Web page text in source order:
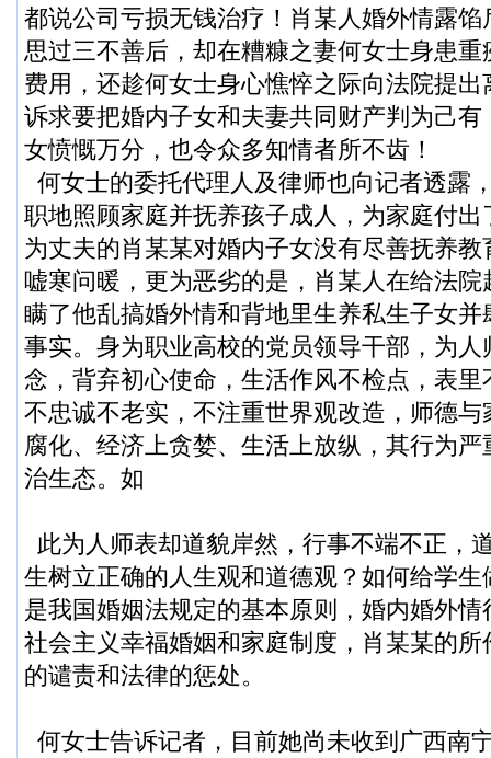
都说公司亏损无钱治疗！肖某人婚外情露
思过三不善后，却在糟糠之妻何女士身患
费用，还趁何女士身心憔悴之际向法院提
诉求要把婚内子女和夫妻共同财产判为己
女愤慨万分，也令众多知情者所不齿！
何女士的委托代理人及律师也向记者透露
职地照顾家庭并抚养孩子成人，为家庭付
为丈夫的肖某某对婚内子女没有尽善抚养
嘘寒问暖，更为恶劣的是，肖某人在给法
瞒了他乱搞婚外情和背地里生养私生子女
事实。身为职业高校的党员领导干部，为
念，背弃初心使命，生活作风不检点，表
不忠诚不老实，不注重世界观改造，师德
腐化、经济上贪婪、生活上放纵，其行为
治生态。如
此为人师表却道貌岸然，行事不端不正，
生树立正确的人生观和道德观？如何给学
是我国婚姻法规定的基本原则，婚内婚外
社会主义幸福婚姻和家庭制度，肖某某的
的谴责和法律的惩处。
何女士告诉记者，目前她尚未收到广西南